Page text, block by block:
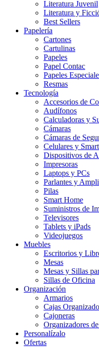
Literatura Juvenil
Literatura y
Best Sellers
Papelería
Cartones
Cartulinas
Papeles
Papel Contac
Papeles
Resmas
Tecnología
Accesorios de
Audífonos
Calculadoras y
Cámaras
Cámaras de
Celulares y
Dispositivos de
Impresoras
Laptops y PCs
Parlantes y
Pilas
Smart Home
Suministros de
Televisores
Tablets y iPads
Videojuegos
Muebles
Escritorios y
Mesas
Mesas y Sillas
Sillas de Oficina
Organización
Armarios
Cajas
Cajoneras
Organizadores
Personalízalo
Ofertas